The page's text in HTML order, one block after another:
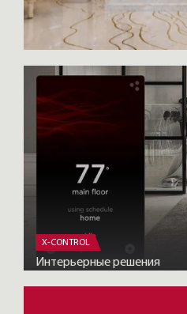
X-CONTROL
Интерьерные решения